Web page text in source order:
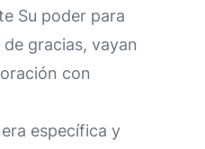
Su poder para
gracias, vayan
con
específica y